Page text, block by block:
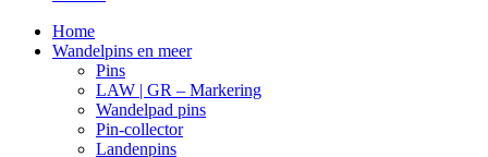
Home
Wandelpins en meer
Pins
LAW | GR – Markering
Wandelpad pins
Pin-collector
Landenpins